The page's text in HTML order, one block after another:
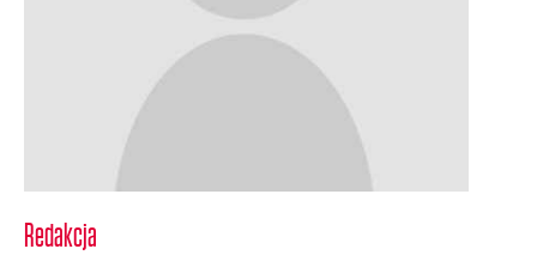
Redakcja